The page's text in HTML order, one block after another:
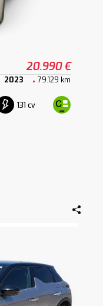
20.990 €
2023 79.129 km
131 cv